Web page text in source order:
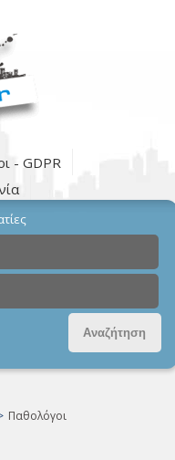
- GDPR
Παθολόγοι